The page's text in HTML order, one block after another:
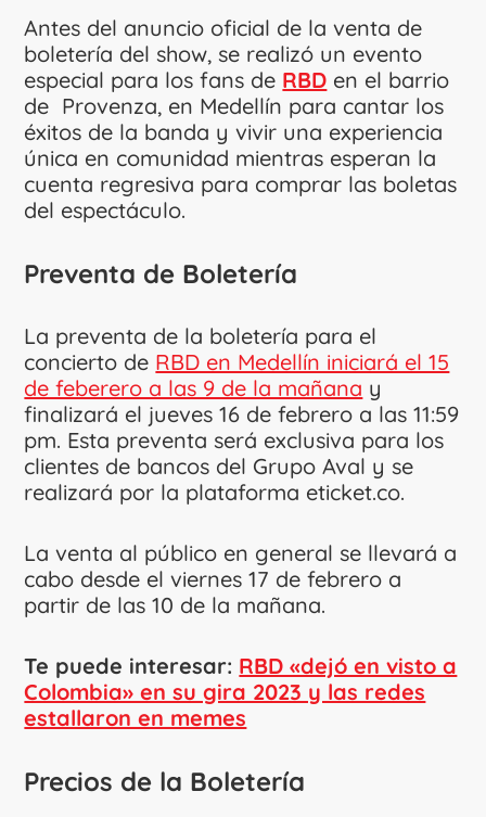
Antes del anuncio oficial de la venta de
boletería del show, se realizó un evento
especial para los fans de RBD en el barrio
de Provenza, en Medellín para cantar los
éxitos de la banda y vivir una experiencia
única en comunidad mientras esperan la
cuenta regresiva para comprar las boletas
del espectáculo.
Preventa de Boletería
La preventa de la boletería para el
concierto de RBD en Medellín iniciará el 15
de feberero a las 9 de la mañana y
finalizará el jueves 16 de febrero a las 11:59
pm. Esta preventa será exclusiva para los
clientes de bancos del Grupo Aval y se
realizará por la plataforma eticket.co.
La venta al público en general se llevará a
cabo desde el viernes 17 de febrero a
partir de las 10 de la mañana.
Te puede interesar: RBD «dejó en visto a
Colombia» en su gira 2023 y las redes
estallaron en memes
Precios de la Boletería